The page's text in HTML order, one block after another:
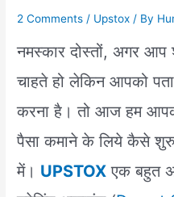
2 Comments / Upstox / By
नमस्कार दोस्तों, अगर आप
चाहते हो लेकिन आपको
करना है। तो आज हम
पैसा कमाने के लिये कैसे
में। UPSTOX एक बहुत